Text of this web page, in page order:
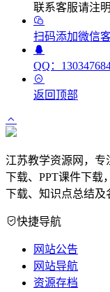
联系客服请注
扫码添加微信
QQ：
返回顶部
江苏教学资源网，
下载、PPT课件下载
下载、知识点总结及
快捷导航
网站公告
网站导航
资源存档